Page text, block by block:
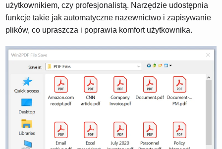
użytkownikiem, czy profesjonalistą. Narzędzie udostępnia
funkcje takie jak automatyczne nazewnictwo i zapisywanie
plików, co upraszcza i poprawia komfort użytkownika.